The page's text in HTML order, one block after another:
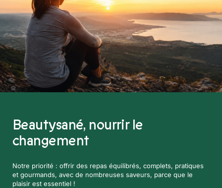
Beautysané, nourrir le
changement
Notre priorité : offrir des repas équilibrés, complets, pratiques
et gourmands, avec de nombreuses saveurs, parce que le
plaisir est essentiel !